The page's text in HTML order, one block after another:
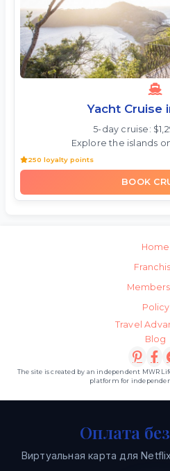
Yacht Cruise
5-day cruise:
Explore the islands
250 loyalty points
BOOK
Home
Policy
Travel
Blog
The site is created by an independent MWR
platform for
Оплата
Виртуальная карта для